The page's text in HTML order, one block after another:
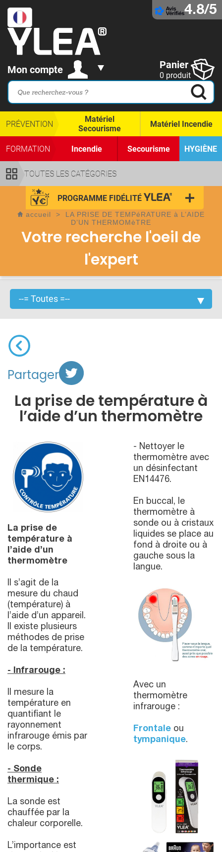
4.8/5
Mon compte Panier
0 produit
TOUTES LES CATÉGORIES
PRÉVENTION
Matériel
Secourisme
Matériel Incendie
FORMATION Incendie Secourisme HYGIÈNE
PROGRAMME FIDÉLITÉ
accueil > LA PRISE DE TEMPéRATURE à L’AIDE
D’UN THERMOMèTRE
Votre recherche l'oeil de
l'expert
Partager
La prise de température à
l’aide d’un thermomètre
La prise de
température à
l’aide d’un
thermomètre
Il s’agit de la
mesure du chaud
(température) à
l’aide d’un appareil.
Il existe plusieurs
méthodes de prise
de la température.
- Infrarouge :
Il mesure la
température en
quantifiant le
rayonnement
infrarouge émis par
le corps.
- Sonde
thermique :
La sonde est
chauffée par la
chaleur corporelle.
L’importance est
- Nettoyer le
thermomètre avec
un désinfectant
EN14476.
En buccal, le
thermomètre à
sonde ou à cristaux
liquides se place au
fond à droite ou à
gauche sous la
langue.
Avec un
thermomètre
infrarouge :
Frontale ou
tympanique.